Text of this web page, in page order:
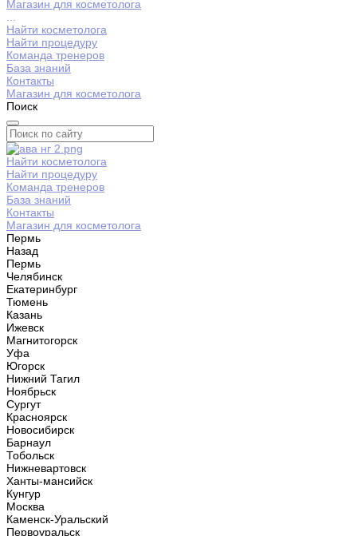
Магазин для косметолога
Найти косметолога
Найти процедуру
Команда тренеров
База знаний
Контакты
Магазин для косметолога
Поиск
Найти косметолога
Найти процедуру
Команда тренеров
База знаний
Контакты
Магазин для косметолога
Пермь
Назад
Пермь
Челябинск
Екатеринбург
Тюмень
Казань
Ижевск
Магнитогорск
Уфа
Югорск
Нижний Тагил
Ноябрьск
Сургут
Красноярск
Новосибирск
Барнаул
Тобольск
Нижневартовск
Ханты-мансийск
Кунгур
Москва
Каменск-Уральский
Первоуральск